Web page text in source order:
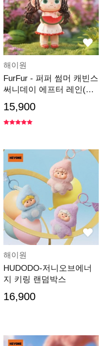
해이원
FurFur - 퍼퍼 썸머 캐빈스
써니데이 에프터 레인(낱
15,900
해이원
HUDODO-저니오브에너
지 키링 랜덤박스
16,900